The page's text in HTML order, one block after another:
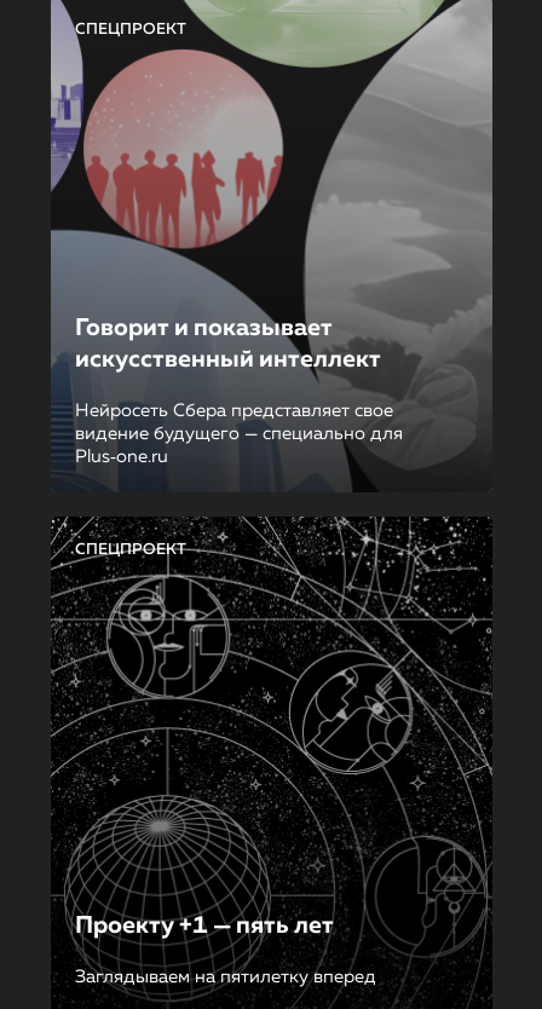
СПЕЦПРОЕКТ
Говорит и показывает
искусственный интеллект
Нейросеть Сбера представляет свое
видение будущего — специально для
Plus‑one.ru
СПЕЦПРОЕКТ
Проекту +1 — пять лет
Заглядываем на пятилетку вперед